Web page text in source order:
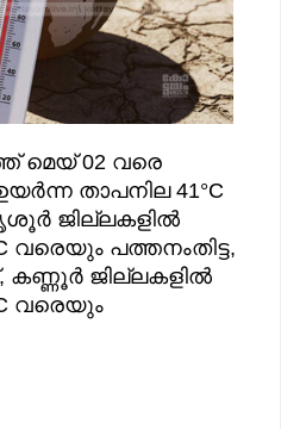
മെയ് 02 വരെ
താപനില 41°C
ജില്ലകളിൽ
വരെയും പത്തനംതിട്ട,
കണ്ണൂർ ജില്ലകളിൽ
വരെയും